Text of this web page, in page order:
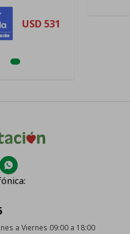
USD 531

a Viernes 09:00 a 18:00